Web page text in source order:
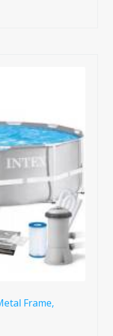
Frame,